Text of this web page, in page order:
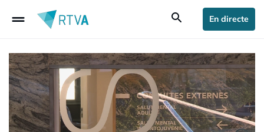
drag_handle search En directe